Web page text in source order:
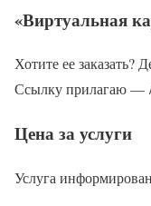
«Виртуальная
Хотите ее заказать?
Ссылку прилагаю —
Цена за услуги
Услуга